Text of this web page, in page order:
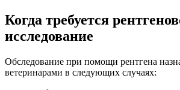
Когда требуется
исследование
Обследование при помощи рентгена
ветеринарами в следующих случаях: